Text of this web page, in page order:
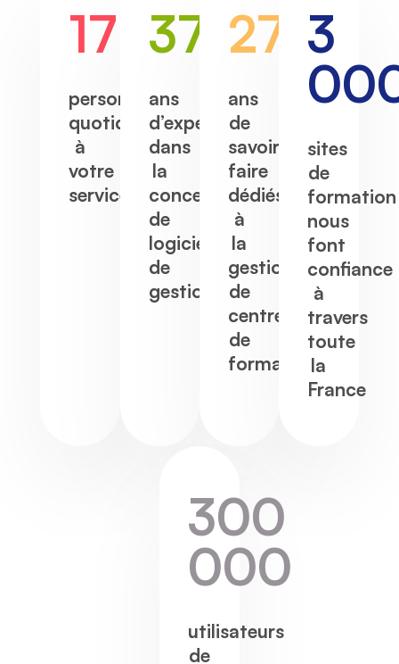
17
personnes
quotidiennement
à
votre
service
37
ans
d’expérience
dans
la
conception
de
logiciels
de
gestion
27
ans
de
savoir-
faire
dédiés
à
la
gestion
de
centres
de
formation
3
sites
de
formation
nous
font
confiance
à
travers
toute
la
France
300
000
utilisateurs
de